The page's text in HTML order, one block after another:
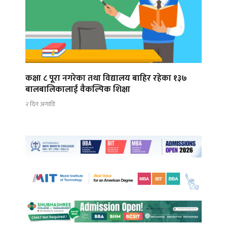
कक्षा ८ पूरा नगरेका तथा विद्यालय बाहिर रहेका १३७
बालबालिकालाई वैकल्पिक शिक्षा
२ दिन अगाडि